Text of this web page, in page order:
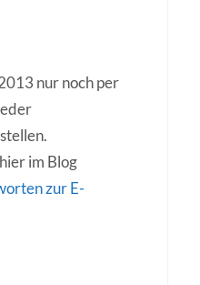
nur noch per
im Blog
zur E-